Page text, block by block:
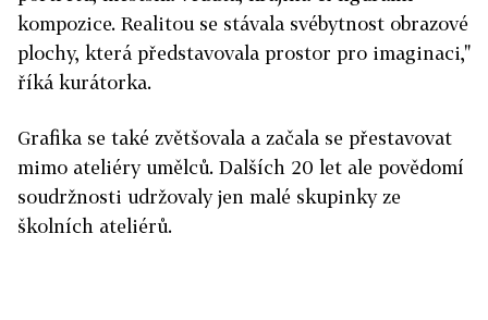
kompozice. Realitou se stávala svébytnost obrazové
plochy, která představovala prostor pro imaginaci,"
říká kurátorka.
Grafika se také zvětšovala a začala se přestavovat
mimo ateliéry umělců. Dalších 20 let ale povědomí
soudržnosti udržovaly jen malé skupinky ze
školních ateliérů.